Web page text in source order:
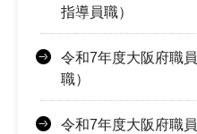
指導員職）
令和7年度大阪府職
職）
令和7年度大阪府職